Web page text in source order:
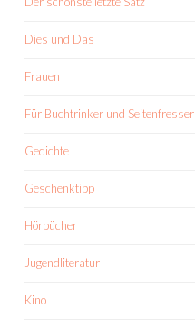
Dies und Das
Frauen
Für Buchtrinker und Seitenfresser
Gedichte
Geschenktipp
Hörbücher
Jugendliteratur
Kino